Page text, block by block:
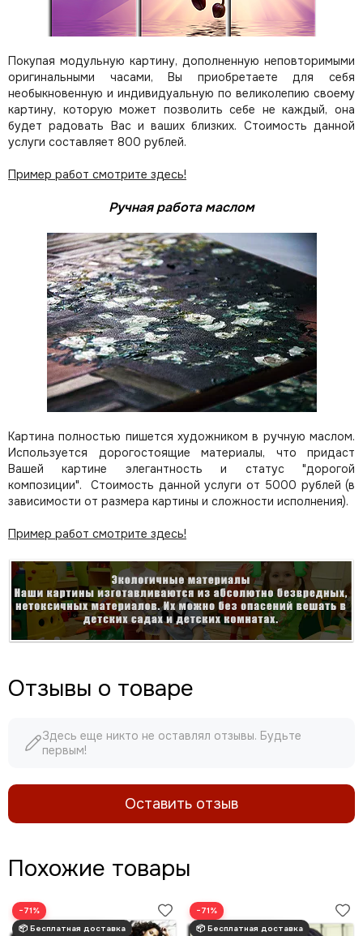
Покупая модульную картину, дополненную неповторимыми
оригинальными часами, Вы приобретаете для себя
необыкновенную и индивидуальную по великолепию своему
картину, которую может позволить себе не каждый, она
будет радовать Вас и ваших близких. Стоимость данной
услуги составляет 800 рублей.
Пример работ смотрите здесь!
Ручная работа маслом
Картина полностью пишется художником в ручную маслом.
Используется дорогостоящие материалы, что придаст
Вашей картине элегантность и статус "дорогой
композиции". Стоимость данной услуги от 5000 рублей (в
зависимости от размера картины и сложности исполнения).
Пример работ смотрите здесь!
Отзывы о товаре
Здесь еще никто не оставлял отзывы. Будьте
первым!
Оставить отзыв
Похожие товары
−71% −71%